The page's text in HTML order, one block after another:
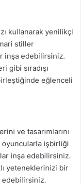
kullanarak yenilikçi
stiller
inşa edebilirsiniz.
gibi sıradışı
eğlenceli
ve tasarımlarını
işbirliği
inşa edebilirsiniz.
yeteneklerinizi bir
edebilirsiniz.